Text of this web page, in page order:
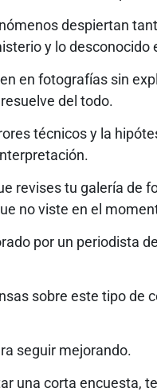
despiertan
y lo desconocido
en fotografías sin
del todo.
técnicos y la
revises tu galería de
no viste en el
por un periodista
sobre este tipo de
seguir mejorando.
una corta encuesta,